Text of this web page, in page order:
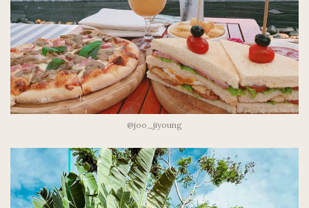
@joo_jiyoung